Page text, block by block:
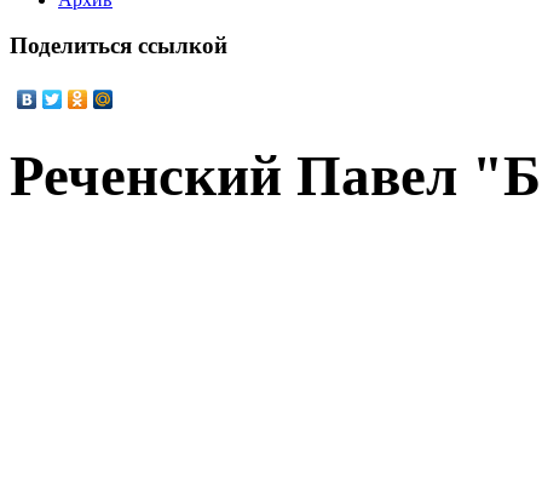
Поделиться ссылкой
Реченский Павел